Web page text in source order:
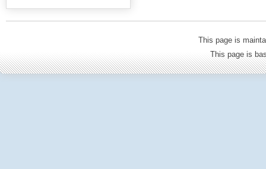
This page is
This page is